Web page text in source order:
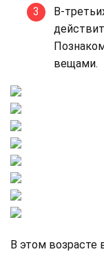
В-
вещами.
В этом возрасте